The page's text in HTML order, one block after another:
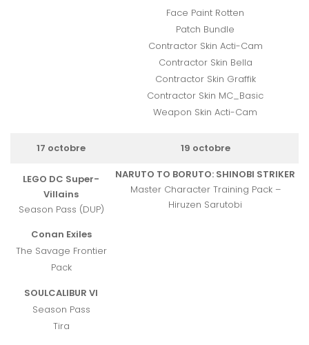
Face Paint Rotten
Patch Bundle
Contractor Skin Acti-Cam
Contractor Skin Bella
Contractor Skin Graffik
Contractor Skin MC_Basic
Weapon Skin Acti-Cam
17 octobre 19 octobre
LEGO DC Super-
Villains
Season Pass (DUP)
Conan Exiles
The Savage Frontier
Pack
SOULCALIBUR VI
Season Pass
Tira
NARUTO TO BORUTO: SHINOBI STRIKER
Master Character Training Pack –
Hiruzen Sarutobi